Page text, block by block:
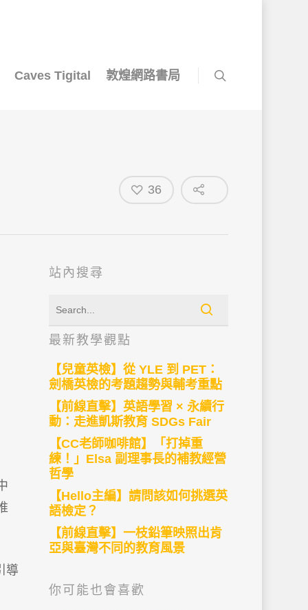
Caves Tigital 敦煌網路書局
36
導
站內搜尋
最新教學觀點
【兒童英檢】從 YLE 到 PET：
劍橋英檢的考題趨勢與輔考重點
【前線直擊】英語學習 × 永續行
動：走進凱斯教育 SDGs Fair
【CC老師咖啡館】「打掉重
練！」Elsa 副理事長的補教經營
哲學
【Hello主編】請問該如何挑選英
語檢定？
【前線直擊】一枝鉛筆映照出肯
亞與臺灣不同的教育風景
你可能也會喜歡